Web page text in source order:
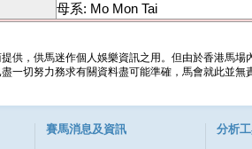
母系: Mo Mon Tai
供，供馬迷作個人娛樂資訊之用。但由於香港馬
一切努力務求有關資料盡可能準確，馬會就此並
賽馬消息及資訊 分析